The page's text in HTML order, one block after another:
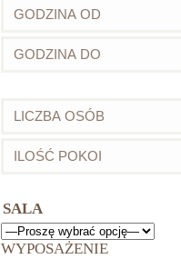
SALA
WYPOSAŻENIE